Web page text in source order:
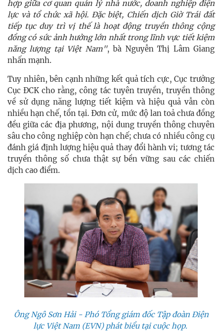
hợp giữa cơ quan quản lý nhà nước, doanh nghiệp điện
lực và tổ chức xã hội. Đặc biệt, Chiến dịch Giờ Trái đất
tiếp tục duy trì vị thế là hoạt động truyền thông cộng
đồng có sức ảnh hưởng lớn nhất trong lĩnh vực tiết kiệm
năng lượng tại Việt Nam", bà Nguyễn Thị Lâm Giang
nhấn mạnh.
Tuy nhiên, bên cạnh những kết quả tích cực, Cục trưởng
Cục ĐCK cho rằng, công tác tuyên truyền, truyền thông
về sử dụng năng lượng tiết kiệm và hiệu quả vẫn còn
nhiều hạn chế, tồn tại. Đơn cử, mức độ lan toả chưa đồng
đều giữa các địa phương, nội dung truyền thông chuyên
sâu cho công nghiệp còn hạn chế; chưa có nhiều công cụ
đánh giá định lượng hiệu quả thay đổi hành vi; tương tác
truyền thông số chưa thật sự bền vững sau các chiến
dịch cao điểm.
Ông Ngô Sơn Hải - Phó Tổng giám đốc Tập đoàn Điện
lực Việt Nam (EVN) phát biểu tại cuộc họp.